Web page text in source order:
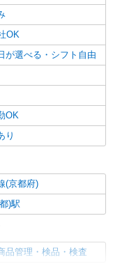
細を見る
る・詰めるだけの超
り異なる）
細を見る
てできるモクモク軽
り異なる）
OK
が選べる・シフト自由
OK
り
(京都府)
)駅
品管理・検品・検査